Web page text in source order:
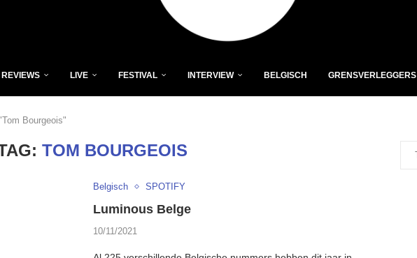
REVIEWS LIVE FESTIVAL INTERVIEW BELGISCH GRENSVERLEGGERS
Bourgeois"
TOM BOURGEOIS
Belgisch SPOTIFY
Luminous Belge
10/11/2021